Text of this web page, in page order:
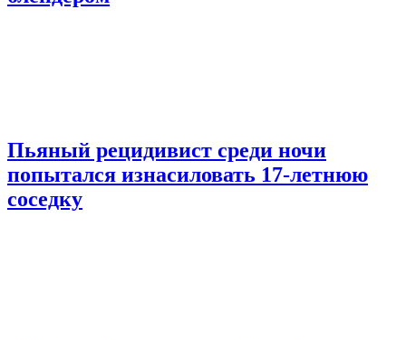
Пьяный рецидивист среди ночи
попытался изнасиловать 17-летнюю
соседку